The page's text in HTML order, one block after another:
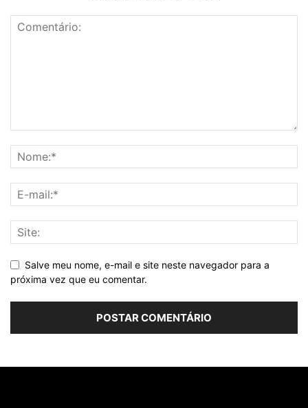
Salve meu nome, e-mail e site neste navegador para a
próxima vez que eu comentar.